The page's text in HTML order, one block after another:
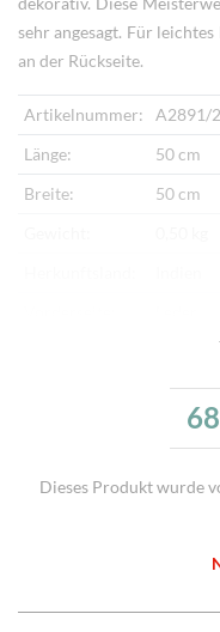
sehr angesagt. Für
an der Rückseite.
Artikelnummer:
A2891/2
Länge:
50 cm
Breite:
50 cm
Zusatzinfo:
Dieses Produkt wurde